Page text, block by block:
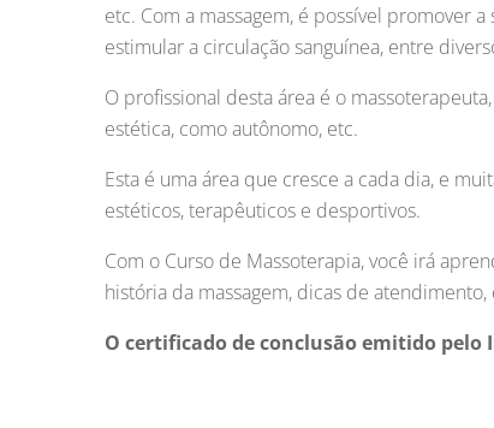
etc. Com a massagem, é possível promover
estimular a circulação sanguínea, entre
O profissional desta área é o
estética, como autônomo, etc.
Esta é uma área que cresce a cada dia, e
estéticos, terapêuticos e desportivos.
Com o Curso de Massoterapia, você irá
história da massagem, dicas de atendimento,
O certificado de conclusão emitido